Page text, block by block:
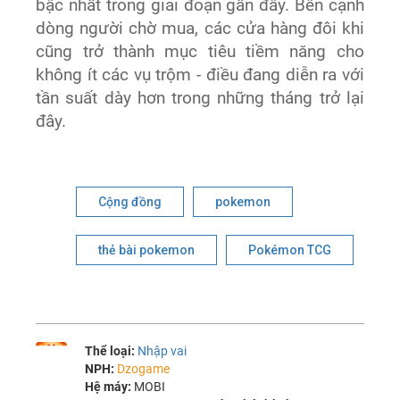
bậc nhất trong giai đoạn gần đây. Bên cạnh
dòng người chờ mua, các cửa hàng đôi khi
cũng trở thành mục tiêu tiềm năng cho
không ít các vụ trộm - điều đang diễn ra với
tần suất dày hơn trong những tháng trở lại
đây.
Cộng đồng pokemon
thẻ bài pokemon Pokémon TCG
Thể loại: Nhập vai
NPH: Dzogame
Hệ máy: MOBI